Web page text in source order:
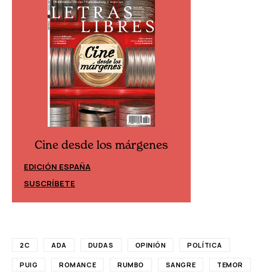
Cine desde los márgenes
EDICIÓN ESPAÑA
SUSCRÍBETE
2C ADA DUDAS OPINIÓN POLÍTICA
PUIG ROMANCE RUMBO SANGRE TEMOR